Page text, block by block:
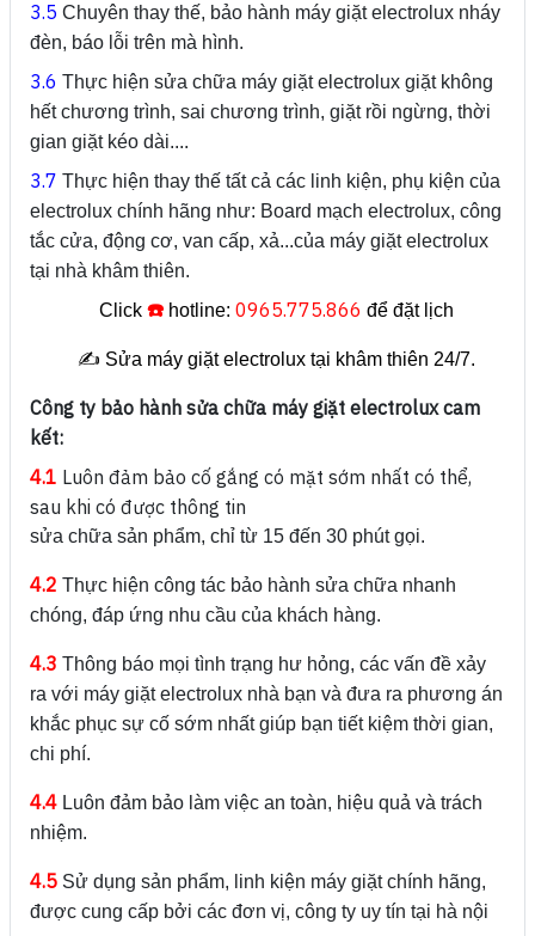
3.5 Chuyên thay thế, bảo hành máy giặt electrolux nháy
đèn, báo lỗi trên mà hình.
3.6 Thực hiện sửa chữa máy giặt electrolux giặt không
hết chương trình, sai chương trình, giặt rồi ngừng, thời
gian giặt kéo dài....
3.7 Thực hiện thay thế tất cả các linh kiện, phụ kiện của
electrolux chính hãng như: Board mạch electrolux, công
tắc cửa, động cơ, van cấp, xả...của máy giặt electrolux
tại nhà khâm thiên.
Click ☎️ hotline: 0965.775.866 để đặt lịch
✍️ Sửa máy giặt electrolux tại khâm thiên 24/7.
Công ty bảo hành sửa chữa máy giặt electrolux cam
kết:
4.1 Luôn đảm bảo cố gắng có mặt sớm nhất có thể,
sau khi có được thông tin
sửa chữa sản phẩm, chỉ từ 15 đến 30 phút gọi.
4.2 Thực hiện công tác bảo hành sửa chữa nhanh
chóng, đáp ứng nhu cầu của khách hàng.
4.3 Thông báo mọi tình trạng hư hỏng, các vấn đề xảy
ra với máy giặt electrolux nhà bạn và đưa ra phương án
khắc phục sự cố sớm nhất giúp bạn tiết kiệm thời gian,
chi phí.
4.4 Luôn đảm bảo làm việc an toàn, hiệu quả và trách
nhiệm.
4.5 Sử dụng sản phẩm, linh kiện máy giặt chính hãng,
được cung cấp bởi các đơn vị, công ty uy tín tại hà nội